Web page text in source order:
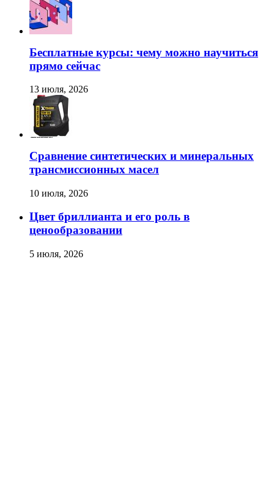
Бесплатные курсы: чему можно научиться
прямо сейчас
13 июля, 2026
Сравнение синтетических и минеральных
трансмиссионных масел
10 июля, 2026
Цвет бриллианта и его роль в
ценообразовании
5 июля, 2026